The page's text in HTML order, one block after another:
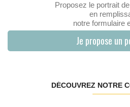
Proposez le portrait
en
notre formulaire
Je propose un
DÉCOUVREZ NOTRE